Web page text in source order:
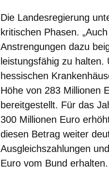
Die Landesregierung
kritischen Phasen.
Anstrengungen dazu
leistungsfähig zu
hessischen
Höhe von 283 Millionen
bereitgestellt. Für das
300 Millionen Euro
diesen Betrag weiter
Ausgleichszahlungen
Euro vom Bund